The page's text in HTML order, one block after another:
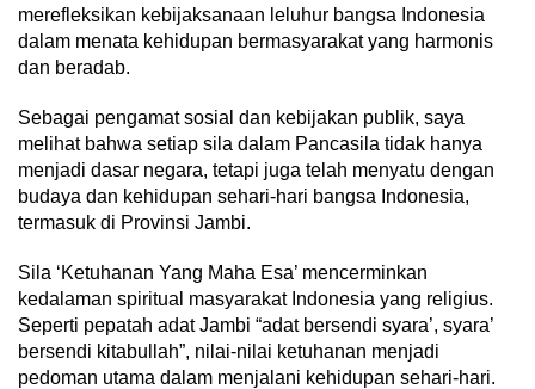
merefleksikan kebijaksanaan leluhur bangsa Indonesia
dalam menata kehidupan bermasyarakat yang harmonis
dan beradab.
Sebagai pengamat sosial dan kebijakan publik, saya
melihat bahwa setiap sila dalam Pancasila tidak hanya
menjadi dasar negara, tetapi juga telah menyatu dengan
budaya dan kehidupan sehari-hari bangsa Indonesia,
termasuk di Provinsi Jambi.
Sila ‘Ketuhanan Yang Maha Esa’ mencerminkan
kedalaman spiritual masyarakat Indonesia yang religius.
Seperti pepatah adat Jambi “adat bersendi syara’, syara’
bersendi kitabullah”, nilai-nilai ketuhanan menjadi
pedoman utama dalam menjalani kehidupan sehari-hari.